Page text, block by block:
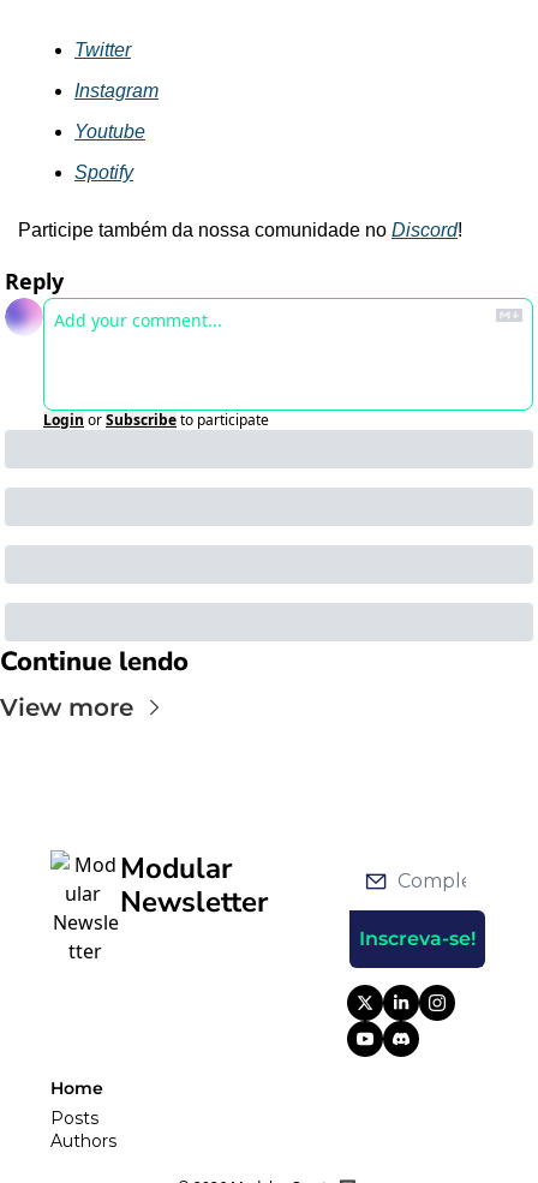
Twitter
Instagram
Youtube
Spotify
Participe também da nossa comunidade no Discord!
Reply
Login orSubscribeto participate
Continue lendo
View more
Modular
Newsletter
Inscreva-se!
Home
Posts
Authors